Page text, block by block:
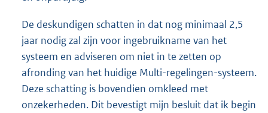
De deskundigen schatten in dat nog minimaal 2,5
jaar nodig zal zijn voor ingebruikname van het
systeem en adviseren om niet in te zetten op
afronding van het huidige Multi-regelingen-systeem.
Deze schatting is bovendien omkleed met
onzekerheden. Dit bevestigt mijn besluit dat ik begin